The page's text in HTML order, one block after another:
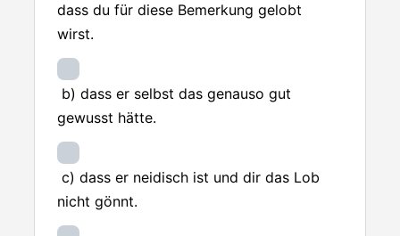
dass du für diese Bemerkung gelobt
wirst.
b) dass er selbst das genauso gut
gewusst hätte.
c) dass er neidisch ist und dir das Lob
nicht gönnt.